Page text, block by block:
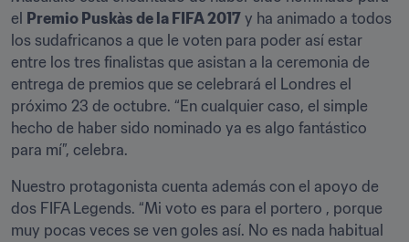
el
Premio Puskàs de la FIFA 2017 y ha animado a todos
los sudafricanos a que le voten para poder así estar
entre los tres finalistas que asistan a la ceremonia de
entrega de premios que se celebrará el Londres el
próximo 23 de octubre. “En cualquier caso, el simple
hecho de haber sido nominado ya es algo fantástico
para mí”, celebra.
Nuestro protagonista cuenta además con el apoyo de
dos FIFA Legends. “Mi voto es para el portero , porque
muy pocas veces se ven goles así. No es nada habitual